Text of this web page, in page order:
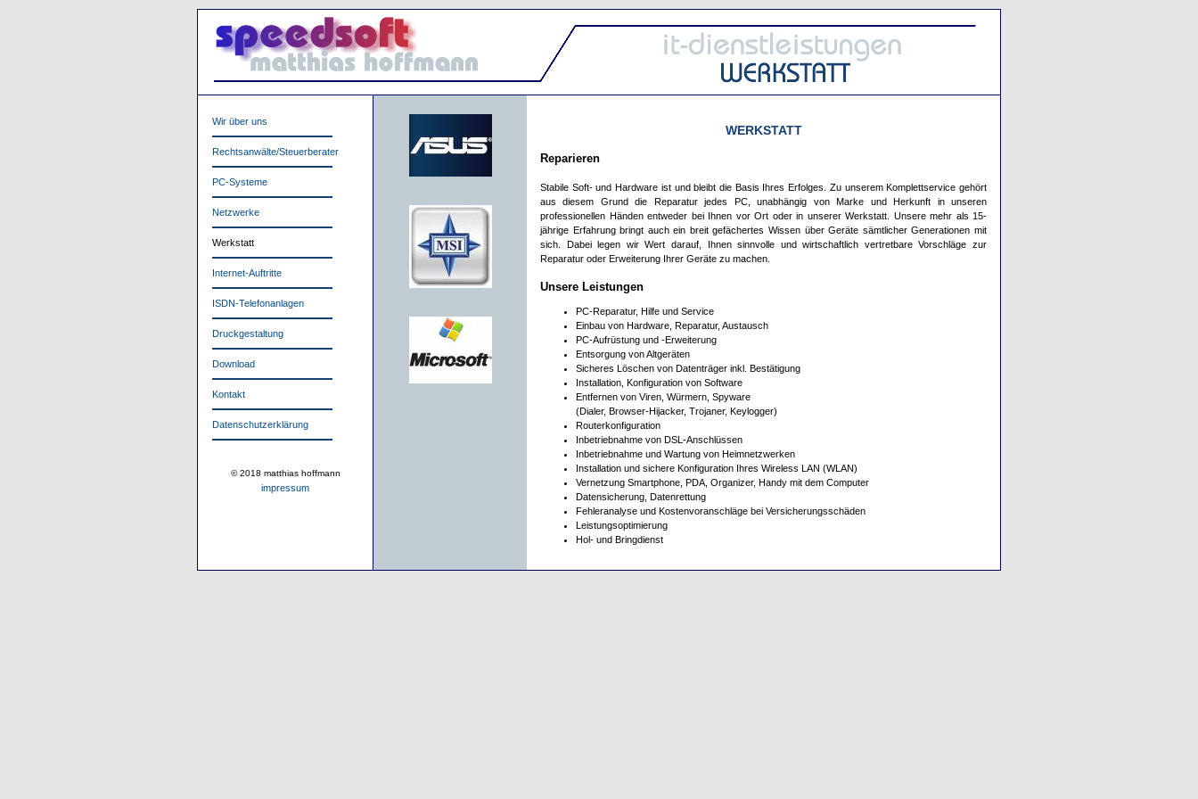
Wir über uns
Rechtsanwälte/Steuerberater
PC-Systeme
Netzwerke
Werkstatt
Internet-Auftritte
ISDN-Telefonanlagen
Druckgestaltung
Download
Kontakt
Datenschutzerklärung
© 2018 matthias hoffmann
impressum
WERKSTATT
Reparieren
Stabile Soft- und Hardware ist und bleibt die Basis Ihres Erfolges. Zu unserem Komplettservice gehört
aus diesem Grund die Reparatur jedes PC, unabhängig von Marke und Herkunft in unseren
professionellen Händen entweder bei Ihnen vor Ort oder in unserer Werkstatt. Unsere mehr als 15-
jährige Erfahrung bringt auch ein breit gefächertes Wissen über Geräte sämtlicher Generationen mit
sich. Dabei legen wir Wert darauf, Ihnen sinnvolle und wirtschaftlich vertretbare Vorschläge zur
Reparatur oder Erweiterung Ihrer Geräte zu machen.
Unsere Leistungen
PC-Reparatur, Hilfe und Service
Einbau von Hardware, Reparatur, Austausch
PC-Aufrüstung und -Erweiterung
Entsorgung von Altgeräten
Sicheres Löschen von Datenträger inkl. Bestätigung
Installation, Konfiguration von Software
Entfernen von Viren, Würmern, Spyware
(Dialer, Browser-Hijacker, Trojaner, Keylogger)
Routerkonfiguration
Inbetriebnahme von DSL-Anschlüssen
Inbetriebnahme und Wartung von Heimnetzwerken
Installation und sichere Konfiguration Ihres Wireless LAN (WLAN)
Vernetzung Smartphone, PDA, Organizer, Handy mit dem Computer
Datensicherung, Datenrettung
Fehleranalyse und Kostenvoranschläge bei Versicherungsschäden
Leistungsoptimierung
Hol- und Bringdienst